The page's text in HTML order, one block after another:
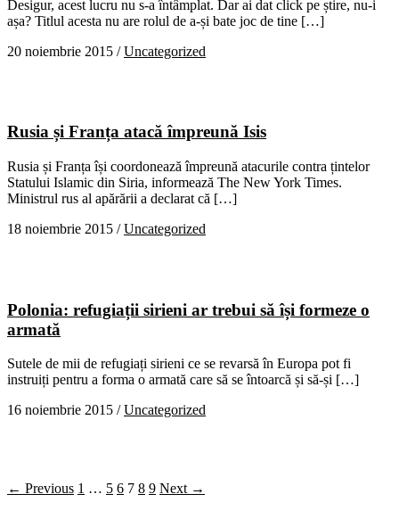
Desigur, acest lucru nu s-a întâmplat. Dar ai dat click pe știre, nu-i
așa? Titlul acesta nu are rolul de a-și bate joc de tine […]
20 noiembrie 2015 /Uncategorized
Rusia și Franța atacă împreună Isis
Rusia și Franța își coordonează împreună atacurile contra țintelor
Statului Islamic din Siria, informează The New York Times.
Ministrul rus al apărării a declarat că […]
18 noiembrie 2015 /Uncategorized
Polonia: refugiații sirieni ar trebui să își formeze o
armată
Sutele de mii de refugiați sirieni ce se revarsă în Europa pot fi
instruiți pentru a forma o armată care să se întoarcă și să-și […]
16 noiembrie 2015 /Uncategorized
← Previous 1 … 5 6 7 8 9 Next →